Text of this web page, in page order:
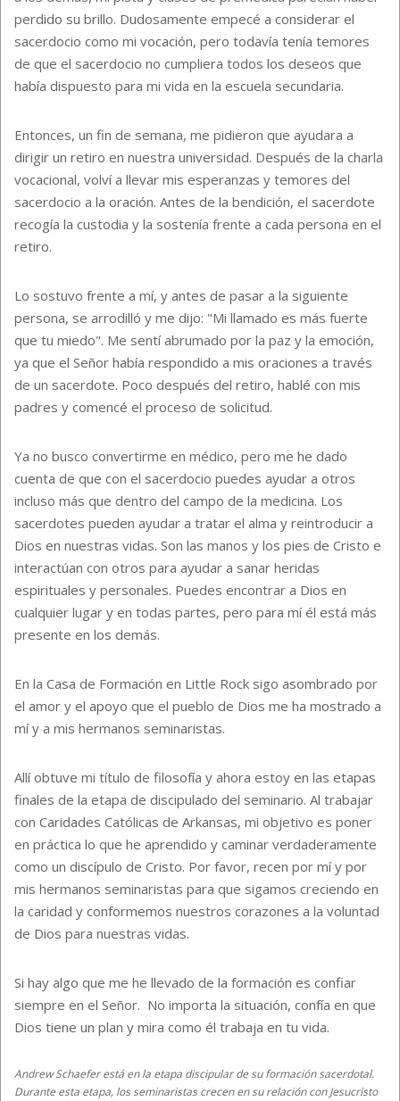
perdido su brillo. Dudosamente empecé a considerar el
sacerdocio como mi vocación, pero todavía tenía temores
de que el sacerdocio no cumpliera todos los deseos que
había dispuesto para mi vida en la escuela secundaria.
Entonces, un fin de semana, me pidieron que ayudara a
dirigir un retiro en nuestra universidad. Después de la charla
vocacional, volví a llevar mis esperanzas y temores del
sacerdocio a la oración. Antes de la bendición, el sacerdote
recogía la custodia y la sostenía frente a cada persona en el
retiro.
Lo sostuvo frente a mí, y antes de pasar a la siguiente
persona, se arrodilló y me dijo: "Mi llamado es más fuerte
que tu miedo". Me sentí abrumado por la paz y la emoción,
ya que el Señor había respondido a mis oraciones a través
de un sacerdote. Poco después del retiro, hablé con mis
padres y comencé el proceso de solicitud.
Ya no busco convertirme en médico, pero me he dado
cuenta de que con el sacerdocio puedes ayudar a otros
incluso más que dentro del campo de la medicina. Los
sacerdotes pueden ayudar a tratar el alma y reintroducir a
Dios en nuestras vidas. Son las manos y los pies de Cristo e
interactúan con otros para ayudar a sanar heridas
espirituales y personales. Puedes encontrar a Dios en
cualquier lugar y en todas partes, pero para míél está más
presente en los demás.
En la Casa de Formación en Little Rock sigo asombrado por
el amor y el apoyo que el pueblo de Dios me ha mostrado a
mí y a mis hermanos seminaristas.
Allí obtuve mi título de filosofía y ahora estoy en las etapas
finales de la etapa de discipulado del seminario. Al trabajar
con Caridades Católicas de Arkansas, mi objetivo es poner
en práctica lo que he aprendido y caminar verdaderamente
como un discípulo de Cristo. Por favor, recen por mí y por
mis hermanos seminaristas para que sigamos creciendo en
la caridad y conformemos nuestros corazones a la voluntad
de Dios para nuestras vidas.
Si hay algo que me he llevado de la formación es confiar
siempre en el Señor. No importa la situación, confía en que
Dios tiene un plan y mira como él trabaja en tu vida.
Andrew Schaefer está en la etapa discipular de su formación sacerdotal.
Durante esta etapa, los seminaristas crecen en su relación con Jesucristo